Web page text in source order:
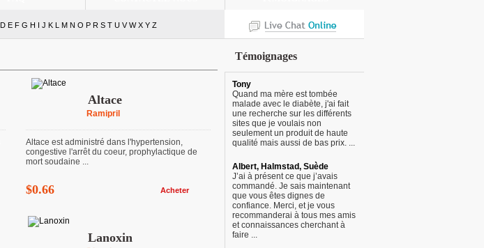
D E F G H I J K L M N O P R S T U V W X Y Z
Altace
Ramipril
Altace est administré dans l'hypertension,
congestive l'arrêt du coeur, prophylactique de
mort soudaine ...
$0.66 Acheter
Lanoxin
Témoignages
Tony
Quand ma mère est tombée
malade avec le diabète, j'ai fait
une recherche sur les différents
sites que je voulais non
seulement un produit de haute
qualité mais aussi de bas prix. ...
Albert, Halmstad, Suède
J’ai à présent ce que j’avais
commandé. Je sais maintenant
que vous êtes dignes de
confiance. Merci, et je vous
recommanderai à tous mes amis
et connaissances cherchant à
faire ...